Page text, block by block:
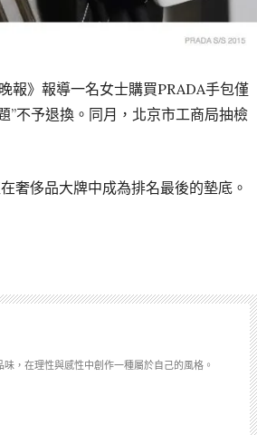
報》報導一名女士購買PRADA手包僅
”不予退換。同月，北京市工商局抽檢
奢侈品大牌中成為排名最後的墊底。
，在理性與感性中創作一種屬於自己的風格。